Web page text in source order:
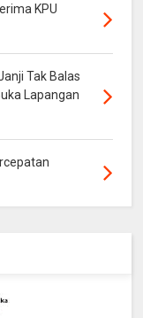
KPU
Tak Balas
Lapangan